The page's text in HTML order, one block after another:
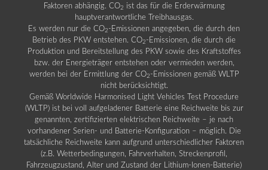
Faktoren abhängig. CO2 ist das für die Erderwärmung
hauptverantwortliche Treibhausgas.
Es werden nur die CO2 -Emissionen angegeben, die durch den
Betrieb des PKW entstehen. CO2 -Emissionen, die durch die
Produktion und Bereitstellung des PKW sowie des Kraftstoffes
bzw. der Energieträger entstehen oder vermieden werden,
werden bei der Ermittlung der CO2 -Emissionen gemäß WLTP
nicht berücksichtigt.
Gemäß Worldwide Harmonised Light Vehicles Test Procedure
(WLTP) ist bei voll aufgeladener Batterie eine Reichweite bis zur
genannten, zertifizierten elektrischen Reichweite – je nach
vorhandener Serien- und Batterie-Konfiguration – möglich. Die
tatsächliche Reichweite kann aufgrund unterschiedlicher Faktoren
(z.B. Wetterbedingungen, Fahrverhalten, Streckenprofil,
Fahrzeugzustand, Alter und Zustand der Lithium-Ionen-Batterie)